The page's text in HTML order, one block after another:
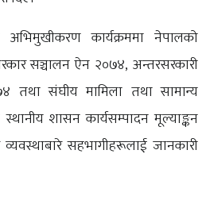
कार्यक्रममा नेपालको
सञ्चालन ऐन २०७४, अन्तरसरकारी
तथा संघीय मामिला तथा सामान्य
स्थानीय शासन कार्यसम्पादन मूल्याङ्कन
व्यवस्थाबारे सहभागीहरूलाई जानकारी